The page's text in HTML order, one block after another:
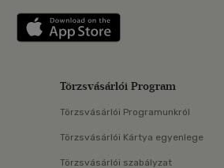
Libri applikáció Szerezd meg: Google
Törzsvásárlói Program
Törzsvásárlói Programunkról
Törzsvásárlói Kártya egyenlege
Törzsvásárlói szabályzat